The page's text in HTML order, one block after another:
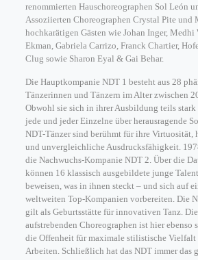
renommierten Hauschoreographen Sol León
Assoziierten Choreographen Crystal Pite und
hochkarätigen Gästen wie Johan Inger, Medhi
Ekman, Gabriela Carrizo, Franck Chartier,
Clug sowie Sharon Eyal & Gai Behar.
Die Hauptkompanie NDT 1 besteht aus 28
Tänzerinnen und Tänzern im Alter zwischen
Obwohl sie sich in ihrer Ausbildung teils
jede und jeder Einzelne über herausragende
NDT-Tänzer sind berühmt für ihre Virtuosität,
und unvergleichliche Ausdrucksfähigkeit.
die Nachwuchs-Kompanie NDT 2. Über die
können 16 klassisch ausgebildete junge
beweisen, was in ihnen steckt – und sich auf
weltweiten Top-Kompanien vorbereiten. Die
gilt als Geburtsstätte für innovativen Tanz.
aufstrebenden Choreographen ist hier ebenso
die Offenheit für maximale stilistische
Arbeiten. Schließlich hat das NDT immer das